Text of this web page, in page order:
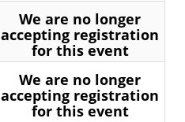
We are no longer
accepting registration
for this event
We are no longer
accepting registration
for this event